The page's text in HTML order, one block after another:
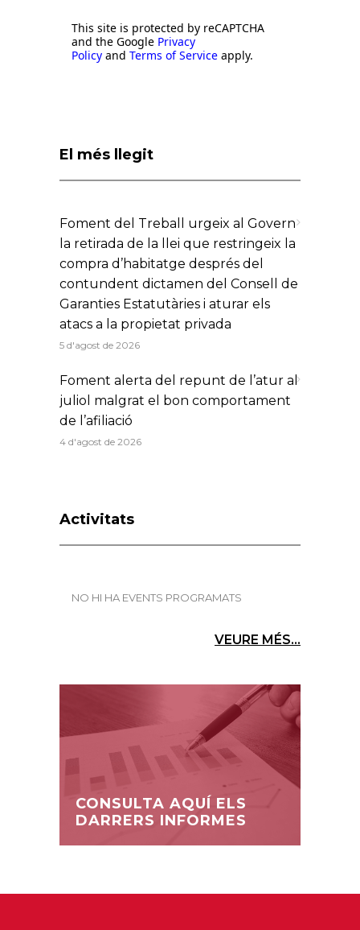
This site is protected by reCAPTCHA
and the Google Privacy
Policy and Terms of Service apply.
El més llegit
Foment del Treball urgeix al Govern
la retirada de la llei que restringeix la
compra d’habitatge després del
contundent dictamen del Consell de
Garanties Estatutàries i aturar els
atacs a la propietat privada
5 d'agost de 2026
Foment alerta del repunt de l’atur al
juliol malgrat el bon comportament
de l’afiliació
4 d'agost de 2026
Activitats
NO HI HA EVENTS PROGRAMATS
VEURE MÉS...
CONSULTA AQUÍ ELS
DARRERS INFORMES